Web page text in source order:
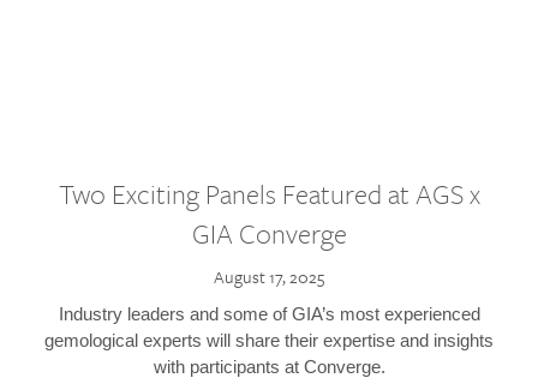
Two Exciting Panels Featured at AGS x
GIA Converge
August 17, 2025
Industry leaders and some of GIA’s most experienced
gemological experts will share their expertise and insights
with participants at Converge.